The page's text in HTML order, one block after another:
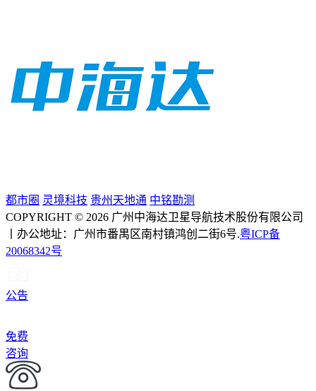
都市圈 灵境科技 贵州天地通 中铭勘测
COPYRIGHT © 2026 广州中海达卫星导航技术股份有限公司
丨办公地址：广州市番禺区南村镇鸿创二街6号.粤ICP备
20068342号
公告
免费
咨询